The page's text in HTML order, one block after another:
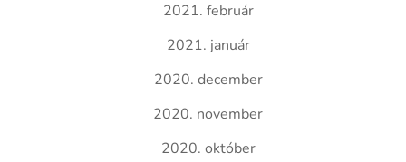
2021. február
2021. január
2020. december
2020. november
2020. október